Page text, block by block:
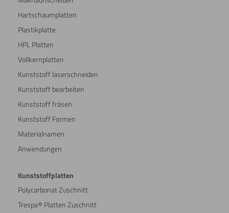
Hartschaumplatten
Plastikplatte
HPL Platten
Vollkernplatten
Kunststoff laserschneiden
Kunststoff bearbeiten
Kunststoff fräsen
Kunststoff Formen
Materialnamen
Anwendungen
Kunststoffplatten
Polycarbonat Zuschnitt
Trespa® Platten Zuschnitt